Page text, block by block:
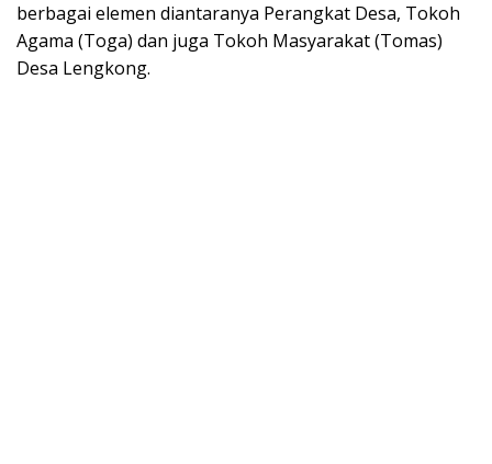
berbagai elemen diantaranya Perangkat Desa, Tokoh
Agama (Toga) dan juga Tokoh Masyarakat (Tomas)
Desa Lengkong.